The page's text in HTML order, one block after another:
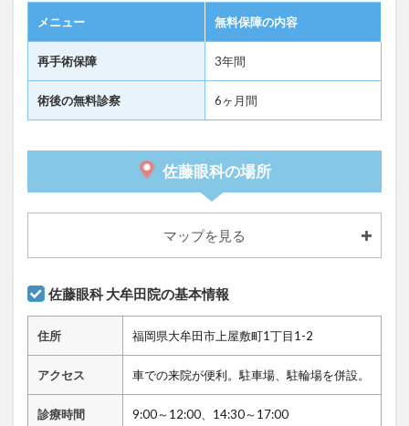
メニュー 無料保障の内容
再手術保障 3年間
術後の無料診察 6ヶ月間
佐藤眼科の場所
マップを見る
佐藤眼科 大牟田院の基本情報
住所 福岡県大牟田市上屋敷町1丁目1-2
アクセス 車での来院が便利。駐車場、駐輪場を併設。
診療時間
9:00～12:00、14:30～17:00